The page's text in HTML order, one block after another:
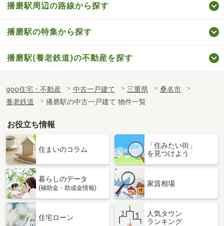
播磨駅周辺の路線から探す
播磨駅の特集から探す
播磨駅(養老鉄道)の不動産を探す
goo住宅・不動産 中古一戸建て 三重県
桑名市
養老鉄道
播磨駅の中古一戸建て 物件一覧
お役立ち情報
住まいのコラム
「住みたい街」
を見つけよう
暮らしのデータ
(補助金・助成金情報)
家賃相場
住宅ローン
人気タウン
ランキング